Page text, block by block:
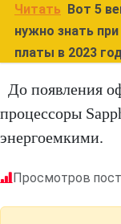
Читать Вот 5
нужно знать
платы в 2023
До появления
процессоры
энергоемкими.
Просмотров